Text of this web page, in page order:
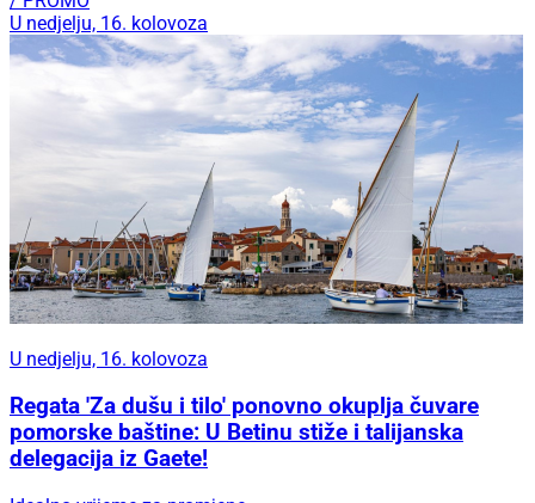
U nedjelju, 16. kolovoza
U nedjelju, 16. kolovoza
Regata 'Za dušu i tilo' ponovno okuplja čuvare
pomorske baštine: U Betinu stiže i talijanska
delegacija iz Gaete!